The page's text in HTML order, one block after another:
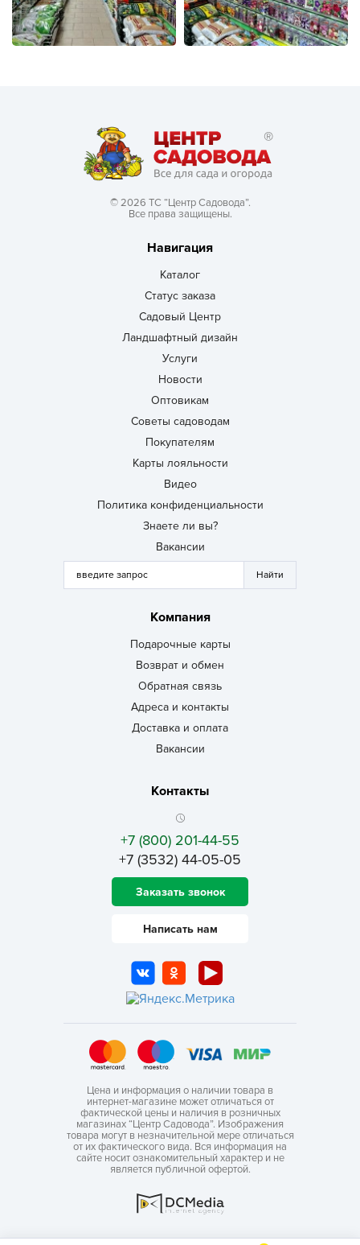
© 2026 ТС “Центр Садовода”.
Все права защищены.
Навигация
Каталог
Статус заказа
Садовый Центр
Ландшафтный дизайн
Услуги
Новости
Оптовикам
Советы садоводам
Покупателям
Карты лояльности
Видео
Политика конфиденциальности
Знаете ли вы?
Вакансии
Компания
Подарочные карты
Возврат и обмен
Обратная связь
Адреса и контакты
Доставка и оплата
Вакансии
Контакты
+7 (800) 201-44-55
+7 (3532) 44-05-05
Заказать звонок
Написать нам
Цена и информация о наличии товара в
интернет-магазине может отличаться от
фактической цены и наличия в розничных
магазинах “Центр Садовода”. Изображения
товара могут в незначительной мере отличаться
от их фактического вида. Вся информация на
сайте носит ознакомительный характер и не
является публичной офертой.